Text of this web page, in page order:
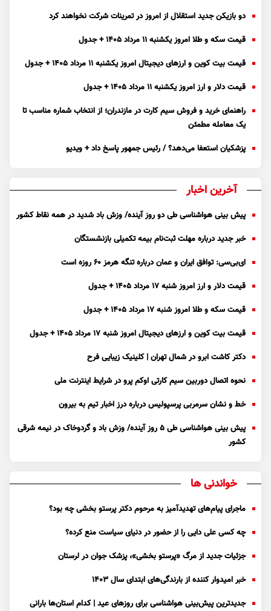
دو بازیکن جدید استقلال از امروز در تمرینات شرکت نخواهند کرد
قیمت سکه و طلا امروز یکشنبه ۱۱ مرداد ۱۴۰۵ + جدول
قیمت بیت کوین و ارز‌های دیجیتال امروز یکشنبه ۱۱ مرداد ۱۴۰۵ + جدول
قیمت دلار و ارز امروز یکشنبه ۱۱ مرداد ۱۴۰۵ + جدول
راهنمای خرید و فروش سیم کارت در مازندران؛ از انتخاب شماره مناسب تا
یک معامله مطمئن
پزشکیان استعفا می‌دهد؟ / رئیس جمهور پاسخ داد + ویدیو
آخرین اخبار
پیش بینی هواشناسی طی دو روز آینده/ وزش باد شدید در همه نقاط کشور
خبر جدید درباره مهلت ثبت‌نام بیمه تکمیلی بازنشستگان
ای‌بی‌سی: توافق ایران و عمان درباره تنگه هرمز ۶۰ روزه است
قیمت دلار و ارز امروز شنبه ۱۷ مرداد ۱۴۰۵ + جدول
قیمت سکه و طلا امروز شنبه ۱۷ مرداد ۱۴۰۵ + جدول
قیمت بیت کوین و ارز‌های دیجیتال امروز شنبه ۱۷ مرداد ۱۴۰۵ + جدول
دکتر کاشت ابرو در شمال تهران | کلینیک زیبایی فرح
نحوه اتصال دوربین سیم کارتی اوکم پرو در شرایط اینترنت ملی
خط و نشان سرمربی پرسپولیس درباره درز اخبار تیم به بیرون
پیش بینی هواشناسی طی ۵ روز آینده/ وزش باد و گردوخاک در نیمه شرقی
کشور
خواندنی ها
ماجرای پیام‌های تهدیدآمیز به مرحوم دکتر پرستو بخشی چه بود؟
چه کسی علی دایی را از حضور در دنیای سیاست منع کرده؟
جزئیات جدید از مرگ «پرستو بخشی»، پزشک جوان در لرستان
خبر امیدوار کننده از بارندگی‌های ابتدای سال ۱۴۰۳
جدیدترین پیش‌بینی هواشناسی برای روزهای عید | کدام استان‌ها بارانی